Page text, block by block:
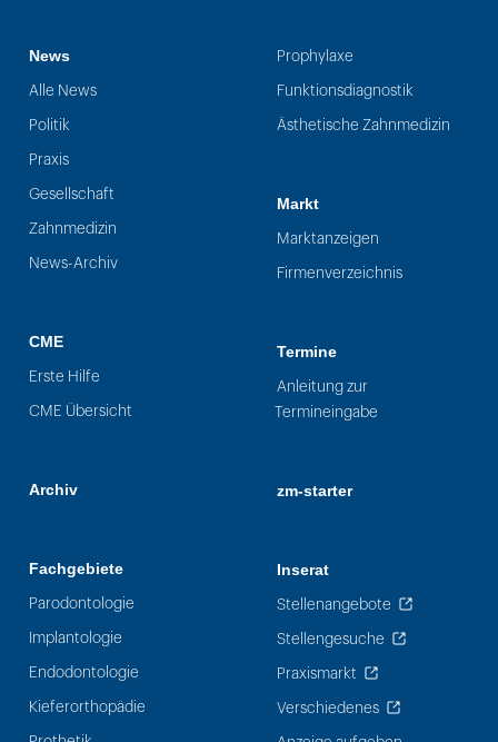
News
Alle News
Politik
Praxis
Gesellschaft
Zahnmedizin
News-Archiv
CME
Erste Hilfe
CME Übersicht
Archiv
Fachgebiete
Parodontologie
Implantologie
Endodontologie
Kieferorthopädie
Prophylaxe
Funktionsdiagnostik
Ästhetische Zahnmedizin
Markt
Marktanzeigen
Firmenverzeichnis
Termine
Anleitung zur
Termineingabe
zm-starter
Inserat
Stellenangebote
Stellengesuche
Praxismarkt
Verschiedenes